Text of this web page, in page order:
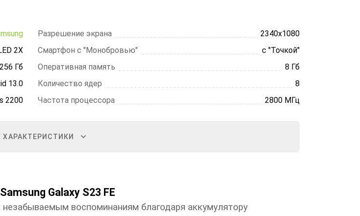
Разрешение экрана
2340х1080
2X Смартфон с "Монобровью"
с "Точкой"
256 Гб Оперативная память
8 Гб
13.0 Количество ядер
8
2200 Частота процессора 2800 МГц
ХАРАКТЕРИСТИКИ
Galaxy S23 FE
воспоминаниям благодаря аккумулятору